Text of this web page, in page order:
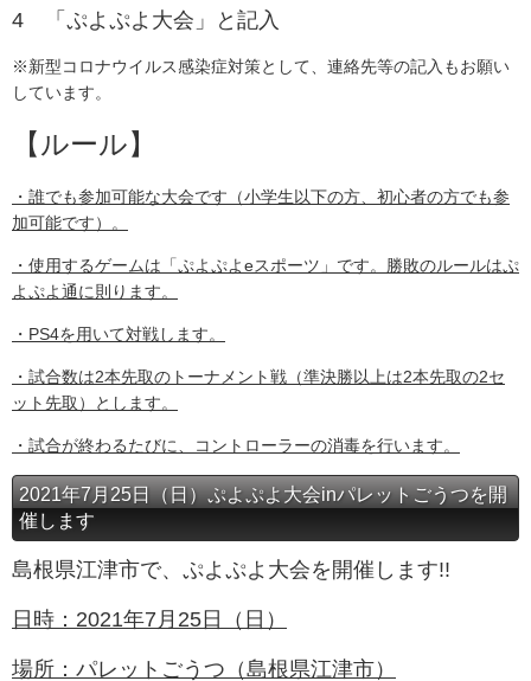
4 「ぷよぷよ大会」と記入
※新型コロナウイルス感染症対策として、連絡先等の記入もお願い
しています。
【ルール】
・誰でも参加可能な大会です（小学生以下の方、初心者の方でも参
加可能です）。
・使用するゲームは「ぷよぷよeスポーツ」です。勝敗のルールはぷ
よぷよ通に則ります。
・PS4を用いて対戦します。
・試合数は2本先取のトーナメント戦（準決勝以上は2本先取の2セ
ット先取）とします。
・試合が終わるたびに、コントローラーの消毒を行います。
2021年7月25日（日）ぷよぷよ大会inパレットごうつを開
催します
島根県江津市で、ぷよぷよ大会を開催します!!
日時：2021年7月25日（日）
場所：パレットごうつ（島根県江津市）